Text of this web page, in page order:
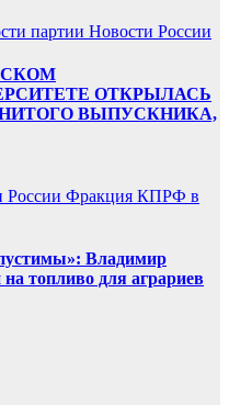
партии Новости России
ОТКРЫЛАСЬ
ВЫПУСКНИКА,
России Фракция КПРФ в
Владимир
топливо для аграриев